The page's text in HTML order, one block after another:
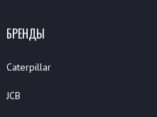
БРЕНДЫ
Caterpillar
JCB